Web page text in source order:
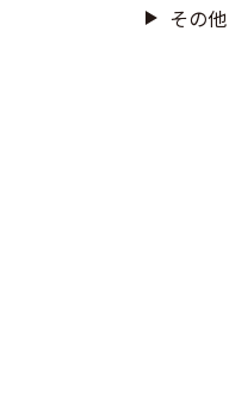
その他